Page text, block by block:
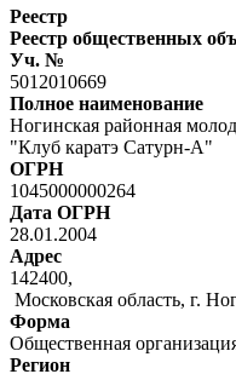
Реестр
Реестр общественных
Уч. №
5012010669
Полное наименование
Ногинская районная
"Клуб каратэ Сатурн-А"
ОГРН
1045000000264
Дата ОГРН
28.01.2004
Адрес
142400,
Московская область, г.
Форма
Общественная
Регион